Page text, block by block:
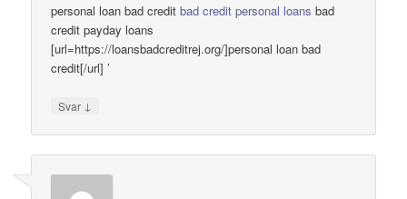
personal loan bad creditbad credit personal loans bad
credit payday loans
[url=https://loansbadcreditrej.org/]personal loan bad
credit[/url] ’
Svar ↓